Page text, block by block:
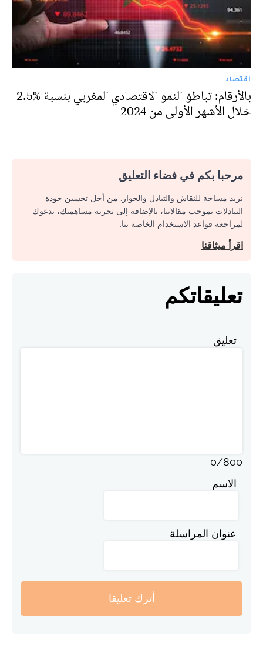
اقتصاد
بالأرقام: تباطؤ النمو الاقتصادي المغربي بنسبة %2.5
خلال الأشهر الأولى من 2024
مرحبا بكم في فضاء التعليق
نريد مساحة للنقاش والتبادل والحوار. من أجل تحسين جودة
التبادلات بموجب مقالاتنا، بالإضافة إلى تجربة مساهمتك، ندعوك
لمراجعة قواعد الاستخدام الخاصة بنا.
اقرأ ميثاقنا
تعليقاتكم
تعليق
0/800
الاسم
عنوان المراسلة
أترك تعليقا